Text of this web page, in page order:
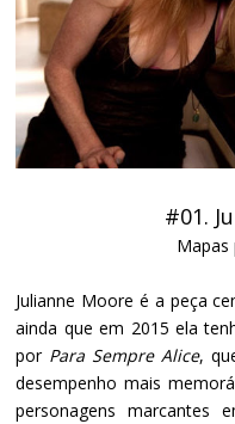
#01.
Mapas
Julianne Moore é a peça
ainda que em 2015 ela
por Para Sempre Alice,
desempenho mais
personagens marcantes